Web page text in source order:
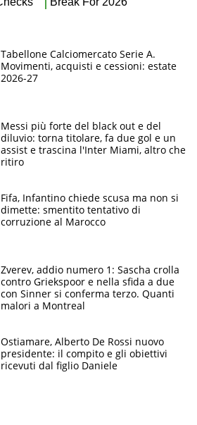
Tabellone Calciomercato Serie A.
Movimenti, acquisti e cessioni: estate
2026-27
Messi più forte del black out e del
diluvio: torna titolare, fa due gol e un
assist e trascina l'Inter Miami, altro che
ritiro
Fifa, Infantino chiede scusa ma non si
dimette: smentito tentativo di
corruzione al Marocco
Zverev, addio numero 1: Sascha crolla
contro Griekspoor e nella sfida a due
con Sinner si conferma terzo. Quanti
malori a Montreal
Ostiamare, Alberto De Rossi nuovo
presidente: il compito e gli obiettivi
ricevuti dal figlio Daniele